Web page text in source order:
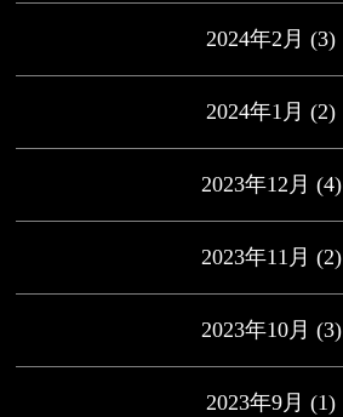
2024年2月 (3)
2024年1月 (2)
2023年12月 (4)
2023年11月 (2)
2023年10月 (3)
2023年9月 (1)